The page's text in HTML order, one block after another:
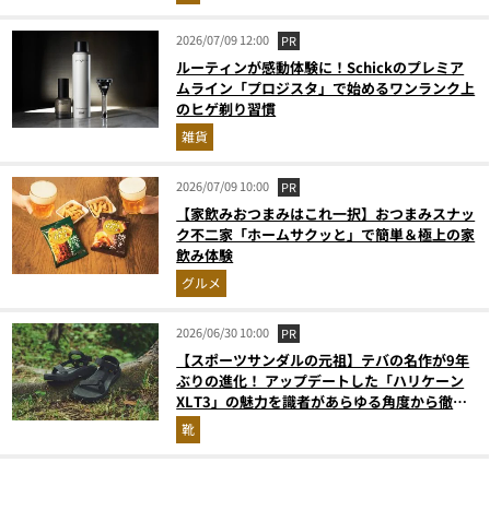
2026/07/09 12:00 PR
ルーティンが感動体験に！Schickのプレミア
ムライン「プロジスタ」で始めるワンランク上
のヒゲ剃り習慣
雑貨
2026/07/09 10:00 PR
【家飲みおつまみはこれ一択】おつまみスナッ
ク不二家「ホームサクッと」で簡単＆極上の家
飲み体験
グルメ
2026/06/30 10:00 PR
【スポーツサンダルの元祖】テバの名作が9年
ぶりの進化！ アップデートした「ハリケーン
XLT3」の魅力を識者があらゆる角度から徹底
解説！
靴